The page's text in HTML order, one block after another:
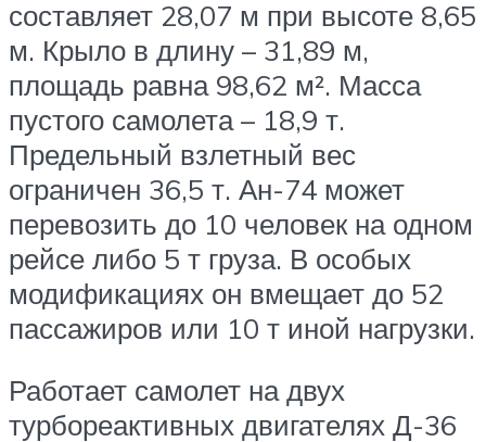
составляет 28,07 м при высоте 8,65
м. Крыло в длину – 31,89 м,
площадь равна 98,62 м². Масса
пустого самолета – 18,9 т.
Предельный взлетный вес
ограничен 36,5 т. Ан-74 может
перевозить до 10 человек на одном
рейсе либо 5 т груза. В особых
модификациях он вмещает до 52
пассажиров или 10 т иной нагрузки.
Работает самолет на двух
турбореактивных двигателях Д-36